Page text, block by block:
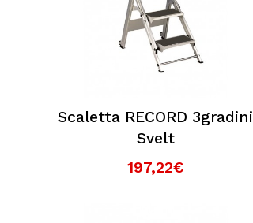
Scaletta RECORD 3gradini
Svelt
197,22€